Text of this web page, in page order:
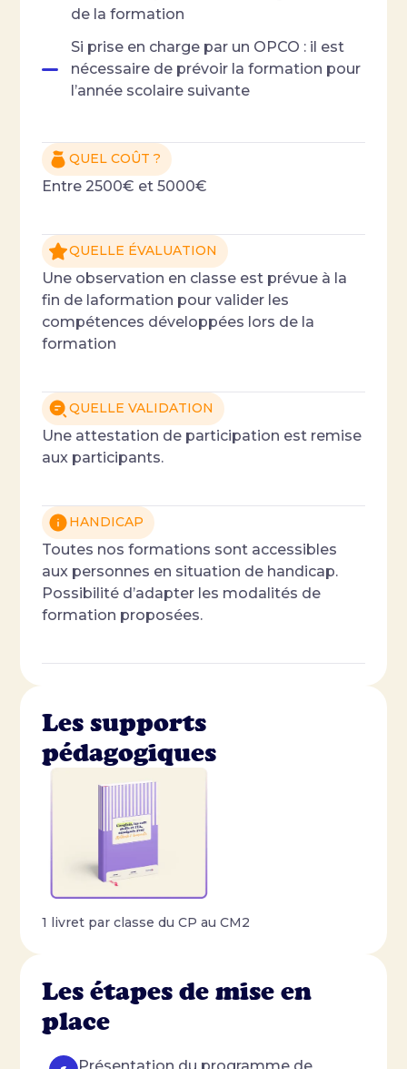
de la formation
Si prise en charge par un OPCO : il est
nécessaire de prévoir la formation pour
l’année scolaire suivante
QUEL COÛT ?
Entre 2500€ et 5000€
QUELLE ÉVALUATION
Une observation en classe est prévue à la
fin de laformation pour valider les
compétences développées lors de la
formation
QUELLE VALIDATION
Une attestation de participation est remise
aux participants.
HANDICAP
Toutes nos formations sont accessibles
aux personnes en situation de handicap.
Possibilité d’adapter les modalités de
formation proposées.
Les supports
pédagogiques
1 livret par classe du CP au CM2
Les étapes de mise en
place